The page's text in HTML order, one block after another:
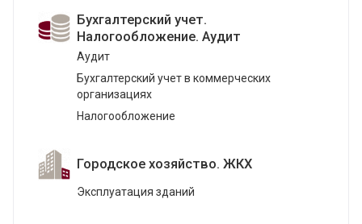
Бухгалтерский учет.
Налогообложение. Аудит
Аудит
Бухгалтерский учет в коммерческих
организациях
Налогообложение
Городское хозяйство. ЖКХ
Эксплуатация зданий